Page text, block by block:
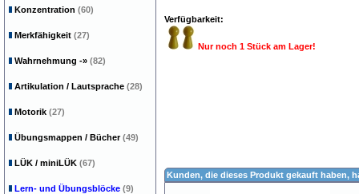
Verfügbarkeit:
Nur noch 1 Stück am Lager!
Kunden, die dieses Produkt gekauft haben,
Konzentration (60)
Merkfähigkeit (27)
Wahrnehmung -» (82)
Artikulation / Lautsprache (28)
Motorik (27)
Übungsmappen / Bücher(49)
LÜK / miniLÜK (67)
Lern- und Übungsblöcke (9)